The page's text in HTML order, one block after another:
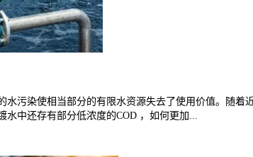
水污染使相当部分的有限水资源失去了使用价值。随
中还存有部分低浓度的COD ，如何更加...